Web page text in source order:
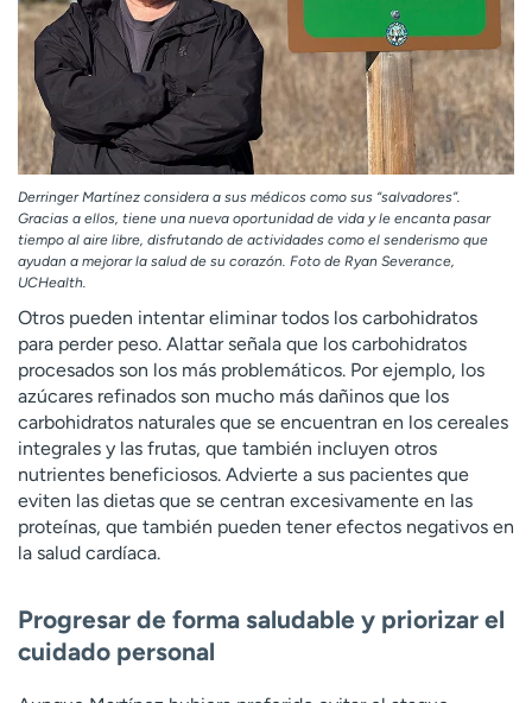
Derringer Martínez considera a sus médicos como sus “salvadores”.
Gracias a ellos, tiene una nueva oportunidad de vida y le encanta pasar
tiempo al aire libre, disfrutando de actividades como el senderismo que
ayudan a mejorar la salud de su corazón. Foto de Ryan Severance,
UCHealth.
Otros pueden intentar eliminar todos los carbohidratos
para perder peso. Alattar señala que los carbohidratos
procesados ​​son los más problemáticos. Por ejemplo, los
azúcares refinados son mucho más dañinos que los
carbohidratos naturales que se encuentran en los cereales
integrales y las frutas, que también incluyen otros
nutrientes beneficiosos. Advierte a sus pacientes que
eviten las dietas que se centran excesivamente en las
proteínas, que también pueden tener efectos negativos en
la salud cardíaca.
Progresar de forma saludable y priorizar el
cuidado personal